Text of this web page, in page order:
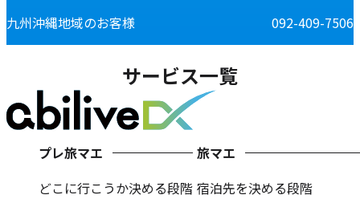
九州沖縄地域のお客様 092-409-7506
サービス一覧
プレ旅マエ
どこに行こうか決める段階
旅マエ
宿泊先を決める段階